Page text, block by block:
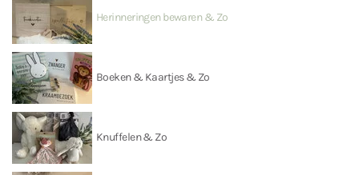
Herinneringen bewaren & Zo
Boeken & Kaartjes & Zo
Knuffelen & Zo